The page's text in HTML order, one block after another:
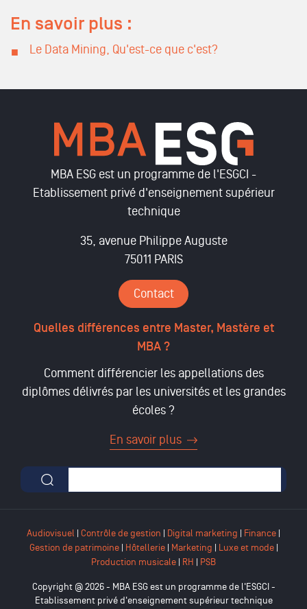
En savoir plus :
Le Data Mining, Qu'est-ce que c'est?
MBA ESG est un programme de l'ESGCI -
Etablissement privé d'enseignement supérieur
technique
35, avenue Philippe Auguste
75011 PARIS
Contact
Quelles différences entre Master, Mastère et
MBA ?
Comment différencier les appellations des
diplômes délivrés par les universités et les grandes
écoles ?
En savoir plus
Formulaire de recherche
Audiovisuel | Contrôle de gestion | Digital marketing | Finance |
Gestion de patrimoine| Hôtellerie| Marketing | Luxe et mode|
Production musicale | RH | PSB
Copyright @ 2026 - MBA ESG est un programme de l'ESGCI -
Etablissement privé d'enseignement supérieur technique